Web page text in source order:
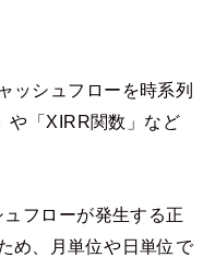
ッシュフローを時系列
や「XIRR関数」など
フローが発生する正
め、月単位や日単位で